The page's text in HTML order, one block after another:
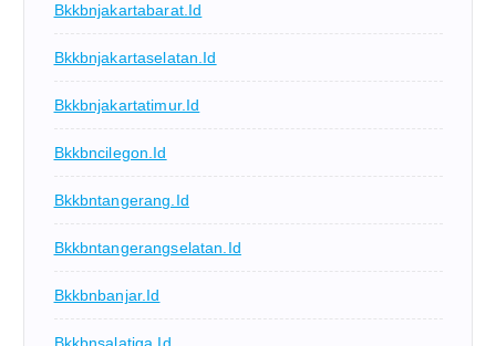
Bkkbnjakartabarat.id
Bkkbnjakartaselatan.id
Bkkbnjakartatimur.id
Bkkbncilegon.id
Bkkbntangerang.id
Bkkbntangerangselatan.id
Bkkbnbanjar.id